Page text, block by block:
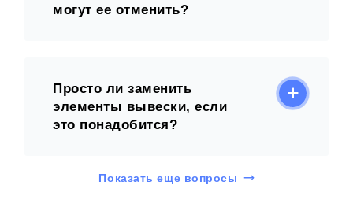
могут ее отменить?
Просто ли заменить
элементы вывески, если
это понадобится?
Показать еще вопросы